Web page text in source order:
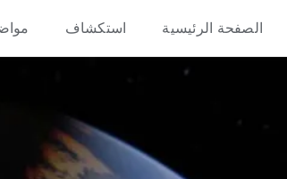
الصفحة الرئيسية استكشاف